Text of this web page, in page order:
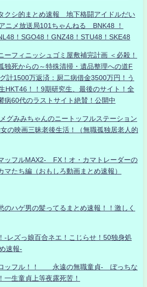
クシ的まとめ速報 地下格闘アイドルだい
ニメ放送局101ちゃんねる BNK48 ！
！SGO48！GNZ48！STU48！SKE48
ーフィニッシュゴミ屋敷補完計画 ＜必殺！
独死からの～特殊清掃・遺品整理への道F
計1500万返済：厨二病借金3500万円！う
HKT46！！9期研究生、最後のサイト！全
病60代のラストサイト絶賛！公開中
グみみちゃんのニートッフルステーション
の映画三昧老後生活！（無職孤独居老人的
ッフルMAX2- FX！オ・カマトレーダーの
たち編（おもしろ動画まとめ速報）
のハゲ男の髪ってるまとめ速報！！激しく
-レズっ娘百合ネエ！こじらせ！50独身処
速報-
ロッフル！！ 永遠の無職童貞- ぼっちな
一生童貞上等夜露死苦！